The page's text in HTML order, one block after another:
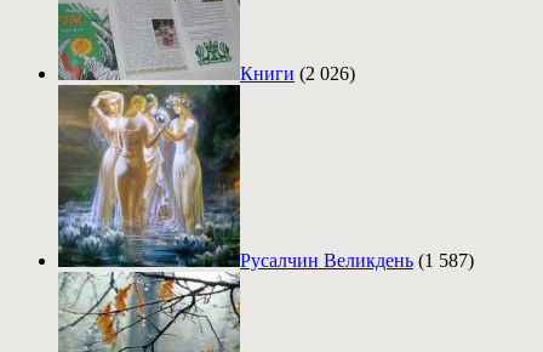
Книги (2 026)
Русалчин Великдень (1 587)